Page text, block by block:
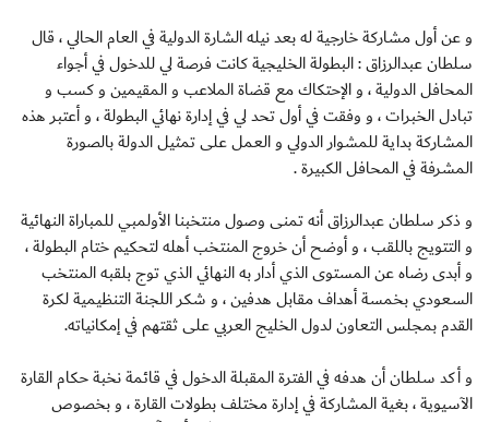
و عن أول مشاركة خارجية له بعد نيله الشارة الدولية في العام الحالي ، قال
سلطان عبدالرزاق : البطولة الخليجية كانت فرصة لي للدخول في أجواء
المحافل الدولية ، و الإحتكاك مع قضاة الملاعب و المقيمين و كسب و
تبادل الخبرات ، و وفقت في أول تحد لي في إدارة نهائي البطولة ، و أعتبر هذه
المشاركة بداية للمشوار الدولي و العمل على تمثيل الدولة بالصورة
المشرفة في المحافل الكبيرة .
و ذكر سلطان عبدالرزاق أنه تمنى وصول منتخبنا الأولمبي للمباراة النهائية
و التتويج باللقب ، و أوضح أن خروج المنتخب أهله لتحكيم ختام البطولة ،
و أبدى رضاه عن المستوى الذي أدار به النهائي الذي توج بلقبه المنتخب
السعودي بخمسة أهداف مقابل هدفين ، و شكر اللجنة التنظيمية لكرة
القدم بمجلس التعاون لدول الخليج العربي على ثقتهم في إمكانياته.
و أكد سلطان أن هدفه في الفترة المقبلة الدخول في قائمة نخبة حكام القارة
الآسيوية ، بغية المشاركة في إدارة مختلف بطولات القارة ، و بخصوص